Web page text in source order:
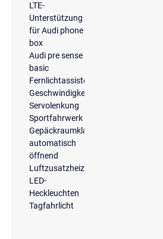
LTE-
Unterstützung
für Audi phone
box
Audi pre sense
basic
Fernlichtassistent
Geschwindigkeitsbegrenzungsanlage
Servolenkung
Sportfahrwerk
Gepäckraumklappe
automatisch
öffnend
Luftzusatzheizung
LED-
Heckleuchten
Tagfahrlicht